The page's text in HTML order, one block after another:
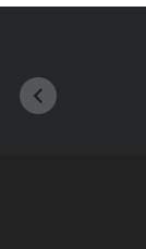
Melhoras
de Paris